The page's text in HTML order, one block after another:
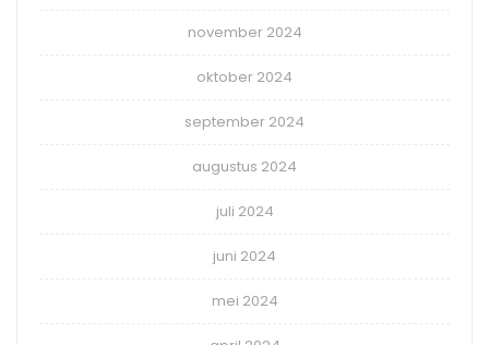
november 2024
oktober 2024
september 2024
augustus 2024
juli 2024
juni 2024
mei 2024